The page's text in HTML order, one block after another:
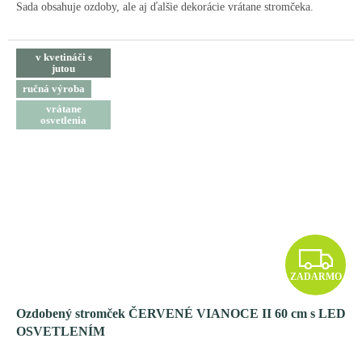
O
Sada obsahuje ozdoby, ale aj ďalšie dekorácie vrátane stromčeka.
v kvetináči s
jutou
ručná výroba
vrátane
osvetlenia
Z
A
D
ZADARMO
Ozdobený stromček ČERVENÉ VIANOCE II 60 cm s LED
OSVETLENÍM